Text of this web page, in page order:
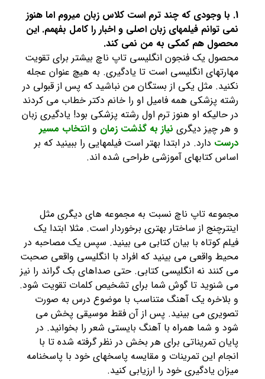
1. با وجودی که چند ترم است کلاس زبان میروم اما هنوز
نمی توانم فیلمهای زبان اصلی و اخبار را کامل بفهمم. این
محصول هم کمکی به من نمی کند.
محصول یک فنجون انگلیسی تاپ ناچ بیشتر برای تقویت
مهارتهای انگلیسی است تا یادگیری. به هیچ عنوان عجله
نکنید. مثل یکی از بستگان من نباشید که پس از قبولی در
رشته پزشکی همه فامیل او را خانم دکتر خطاب می کردند
در حالیکه او هنوز ترم اول رشته پزشکی بود! یادگیری زبان
و هر چیز دیگری نیاز به گذشت زمان و انتخاب مسیر
درست دارد. در ابتدا بهتر است فیلمهایی را ببینید که بر
اساس کتابهای آموزشی طراحی شده اند.
مجموعه تاپ ناچ نسبت به مجموعه های دیگری مثل
اینترچنج از ساختار بهتری برخوردار است. مثلا ابتدا یک
فیلم کوتاه با بیان کتابی می بینید. سپس یک مصاحبه در
محیط واقعی می بینید که افراد با انگلیسی واقعی صحبت
می کنند نه انگلیسی کتابی. حتی صداهای بک گراند را نیز
می شنوید تا گوش شما برای تشخیص کلمات تقویت شود.
و بلاخره یک آهنگ متناسب با موضوع درس به صورت
تصویری می بینید. پس از آن فقط موسیقی پخش می
شود و شما همراه با آهنگ بایستی شعر را بخوانید. در
پایان تمریناتی برای هر بخش در نظر گرفته شده تا با
انجام این تمرینات و مقایسه پاسخهای خود با پاسخنامه
میزان یادگیری خود را ارزیابی کنید.